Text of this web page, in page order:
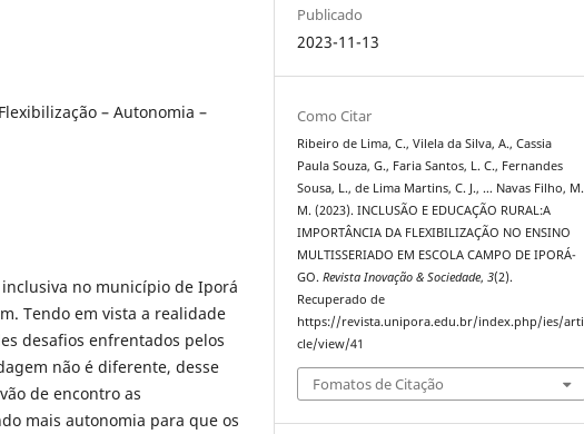
– Autonomia –
no município de Iporá
Tendo em vista a realidade
desafios enfrentados pelos
não é diferente, desse
de encontro as
mais autonomia para que os
Publicado
2023-11-13
Como Citar
Ribeiro de Lima, C., Vilela da Silva, A., Cassia
Paula Souza, G., Faria Santos, L. C., Fernandes
Sousa, L., de Lima Martins, C. J., … Navas Filho, M.
M. (2023). INCLUSÃO E EDUCAÇÃO RURAL:A
IMPORTÂNCIA DA FLEXIBILIZAÇÃO NO ENSINO
MULTISSERIADO EM ESCOLA CAMPO DE IPORÁ-
GO.Revista Inovação & Sociedade,3(2).
Recuperado de
https://revista.unipora.edu.br/index.php/ies/arti
cle/view/41
Fomatos de Citação